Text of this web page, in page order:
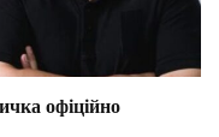
офіційно